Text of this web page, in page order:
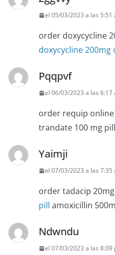
el 05/03/2023 a las 5:51
order doxycycline
doxycycline 200mg
Pqqpvf
el 06/03/2023 a las 6:17
order requip online
trandate 100 mg
Yaimji
el 07/03/2023 a las 7:35
order tadacip
pill amoxicillin
Ndwndu
el 07/03/2023 a las 8:09